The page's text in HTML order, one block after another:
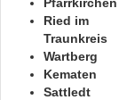
Ried im
Traunkreis
Wartberg
Kematen
Sattledt